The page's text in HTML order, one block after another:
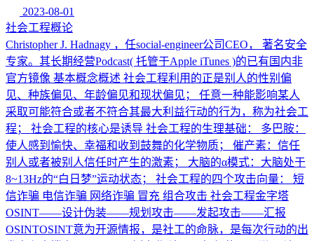
2023-08-01
社会工程概论
Christopher J. Hadnagy ，任social-engineer公司CEO， 著名安全
专家。其长期经营Podcast( 托管于Apple iTunes )的已有国内非
官方镜像 基本概念概述 社会工程利用的正是别人的性别偏
见、种族偏见、年龄偏见和现状偏见； 任意一种能影响某人
采取可能符合或者不符合其最大利益行动的行为，称为社会工
程； 社会工程的核心是诱导 社会工程的生理基础： 多巴胺：
使人感到愉快、幸福和收到鼓舞的化学物质； 催产素：信任
别人或者被别人信任时产生的激素； 大脑的α模式：大脑处于
8~13Hz的“白日梦”运动状态； 社会工程的四个攻击向量： 短
信诈骗 电信诈骗 网络诈骗 冒充 组合攻击 社会工程金字塔
OSINT——设计伪装——规划攻击——发起攻击——汇报
OSINTOSINT意为开源情报，是社工的命脉，是每次行动的出